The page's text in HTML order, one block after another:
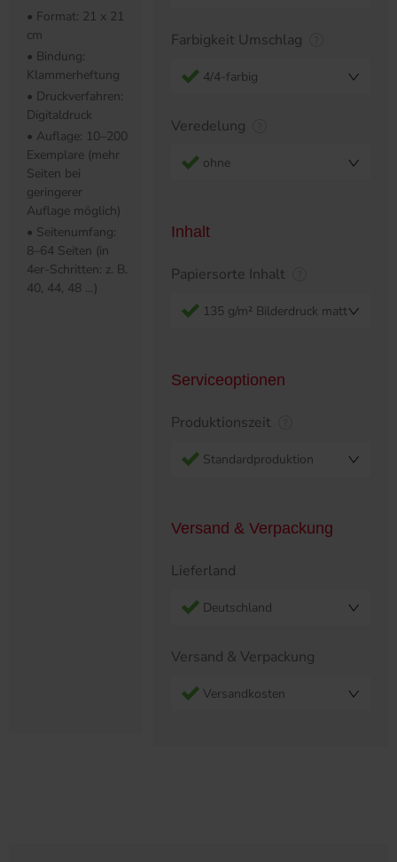
• Format: 21 x 21
cm
• Bindung:
Klammerheftung
• Druckverfahren:
Digitaldruck
• Auflage: 10–200
Exemplare (mehr
Seiten bei
geringerer
Auflage möglich)
• Seitenumfang:
8–64 Seiten (in
4er-Schritten: z. B.
40, 44, 48 …)
Farbigkeit Umschlag
4/4-farbig
Veredelung
ohne
Inhalt
Papiersorte Inhalt
135 g/m² Bilderdruck matt
Serviceoptionen
Produktionszeit
Standardproduktion
Versand & Verpackung
Lieferland
Deutschland
Versand & Verpackung
Versandkosten